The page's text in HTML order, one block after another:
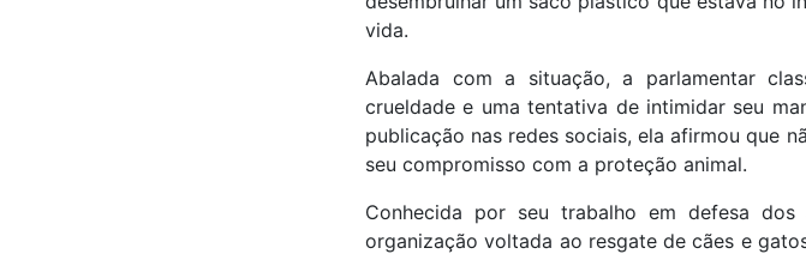
vida.
Abalada com a situação, a parlamentar
crueldade e uma tentativa de intimidar seu
publicação nas redes sociais, ela afirmou que
seu compromisso com a proteção animal.
Conhecida por seu trabalho em defesa
organização voltada ao resgate de cães e